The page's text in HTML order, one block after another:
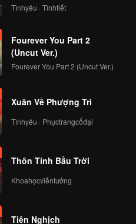
Tìnhyêu · Tìnhtiết
Fourever You Part 2
(Uncut Ver.)
Fourever You Part 2 (Uncut Ver.)
Xuân Về Phượng Trì
Tìnhyêu · Phụctrangcổđại
Thôn Tính Bầu Trời
Khoahọcviễntưởng
Tiên Nghịch